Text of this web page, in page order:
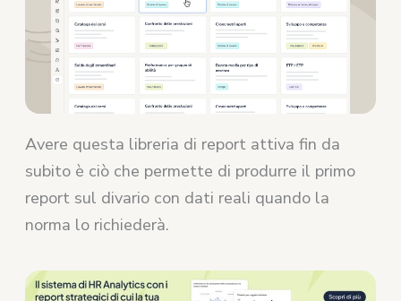
Avere questa libreria di report attiva fin da
subito è ciò che permette di produrre il primo
report sul divario con dati reali quando la
norma lo richiederà.